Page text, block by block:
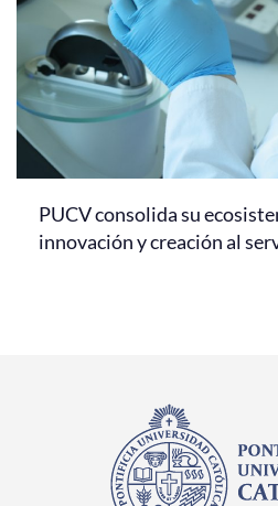
PUCV consolida su
innovación y creación al